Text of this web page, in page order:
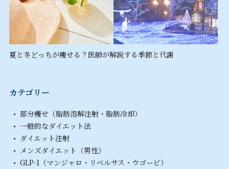
夏と冬どっちが痩せる？医師が解説する季節と代謝
カテゴリー
部分痩せ（脂肪溶解注射・脂肪冷却）
一般的なダイエット法
ダイエット注射
メンズダイエット（男性）
GLP-1（マンジャロ・リベルサス・ウゴービ）